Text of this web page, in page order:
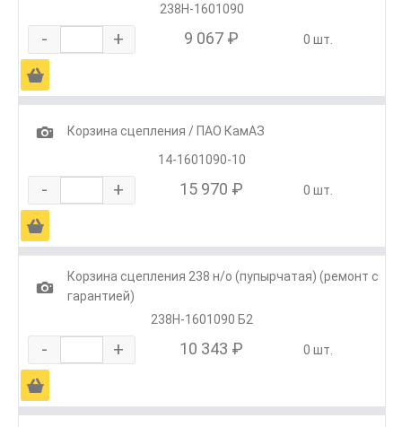
238Н-1601090
- + 9 067 ₽ 0 шт.
Ä
1
Корзина сцепления / ПАО КамАЗ
14-1601090-10
- + 15 970 ₽ 0 шт.
Ä
1
Корзина сцепления 238 н/о (пупырчатая) (ремонт с
гарантией)
238Н-1601090 Б2
- + 10 343 ₽ 0 шт.
Ä